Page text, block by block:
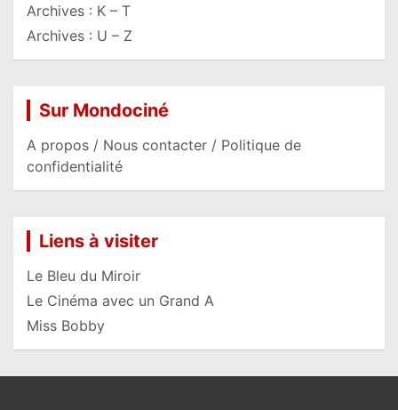
Archives : K – T
Archives : U – Z
Sur Mondociné
A propos / Nous contacter / Politique de
confidentialité
Liens à visiter
Le Bleu du Miroir
Le Cinéma avec un Grand A
Miss Bobby